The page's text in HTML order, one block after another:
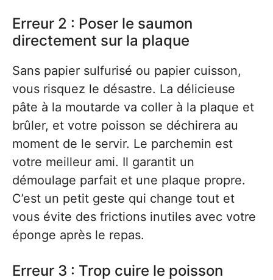
Erreur 2 : Poser le saumon
directement sur la plaque
Sans papier sulfurisé ou papier cuisson,
vous risquez le désastre. La délicieuse
pâte à la moutarde va coller à la plaque et
brûler, et votre poisson se déchirera au
moment de le servir. Le parchemin est
votre meilleur ami. Il garantit un
démoulage parfait et une plaque propre.
C’est un petit geste qui change tout et
vous évite des frictions inutiles avec votre
éponge après le repas.
Erreur 3 : Trop cuire le poisson